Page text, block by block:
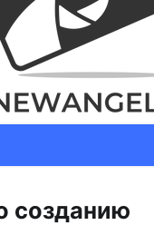
созданию